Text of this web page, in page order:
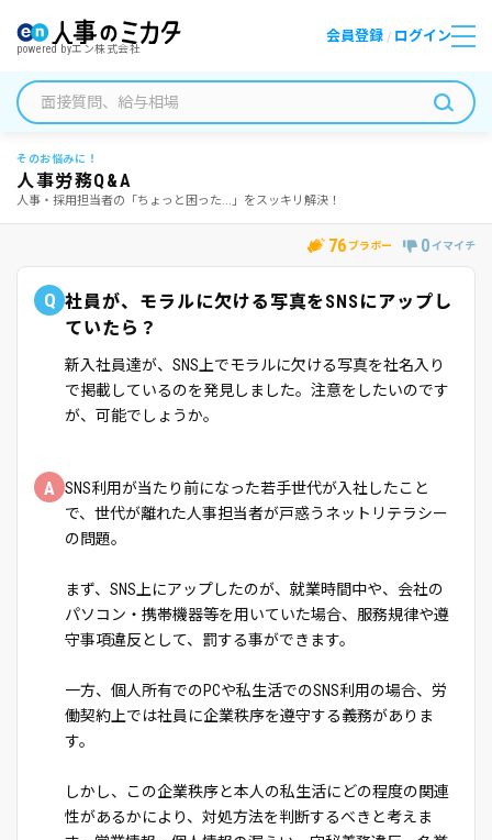
powered byエン株式会社
会員登録 / ログイン
そのお悩みに！
人事労務Q&A
人事・採用担当者の「ちょっと困った...」をスッキリ解決！
76 ブラボー 0 イマイチ
Q 社員が、モラルに欠ける写真をSNSにアップし
ていたら？
新入社員達が、SNS上でモラルに欠ける写真を社名入り
で掲載しているのを発見しました。注意をしたいのです
が、可能でしょうか。
A
SNS利用が当たり前になった若手世代が入社したこと
で、世代が離れた人事担当者が戸惑うネットリテラシー
の問題。
まず、SNS上にアップしたのが、就業時間中や、会社の
パソコン・携帯機器等を用いていた場合、服務規律や遵
守事項違反として、罰する事ができます。
一方、個人所有でのPCや私生活でのSNS利用の場合、労
働契約上では社員に企業秩序を遵守する義務がありま
す。
しかし、この企業秩序と本人の私生活にどの程度の関連
性があるかにより、対処方法を判断するべきと考えま